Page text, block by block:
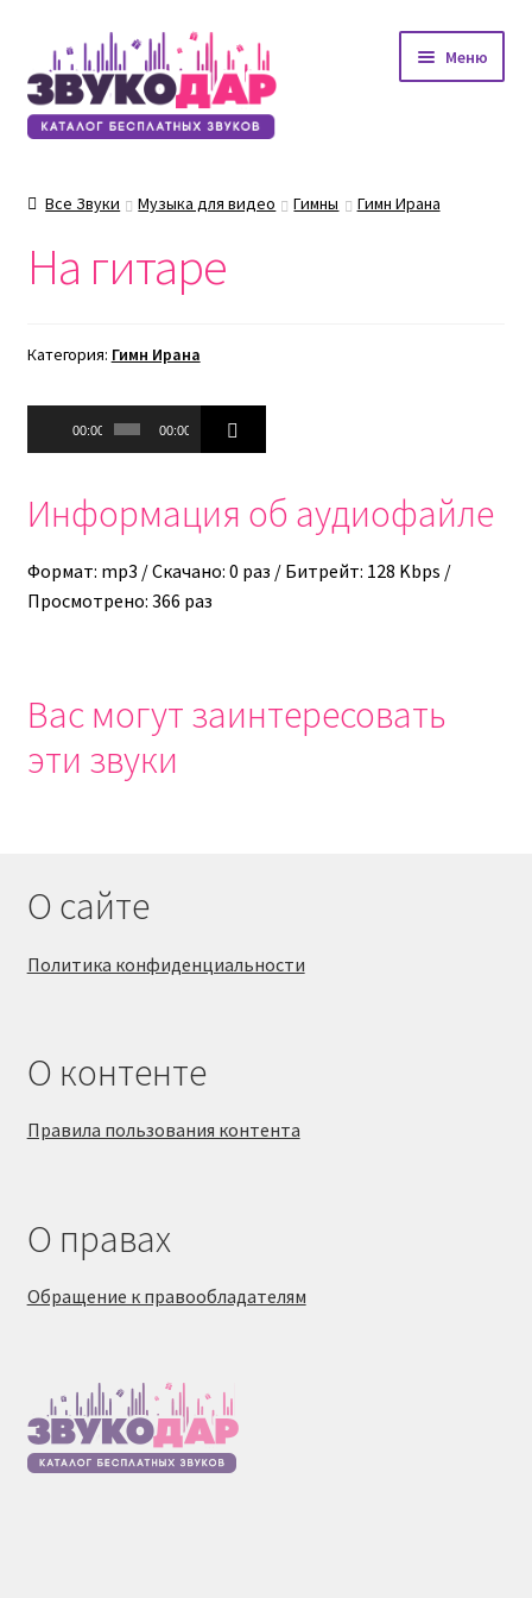
Перейти
к
навигации
Перейти
к
содержимому
Меню
Все Звуки Музыка для видео Гимны Гимн Ирана
На гитаре
Категория: Гимн Ирана
Аудиоплеер
00:00 00:00
Информация об аудиофайле
Формат: mp3 / Скачано: 0 раз / Битрейт: 128 Kbps /
Просмотрено: 366 раз
Вас могут заинтересовать
эти звуки
О сайте
Политика конфиденциальности
О контенте
Правила пользования контента
О правах
Обращение к правообладателям